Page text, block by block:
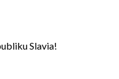
Slavia!